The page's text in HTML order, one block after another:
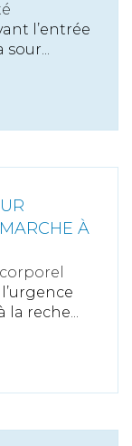
l’entrée
À
la reche...